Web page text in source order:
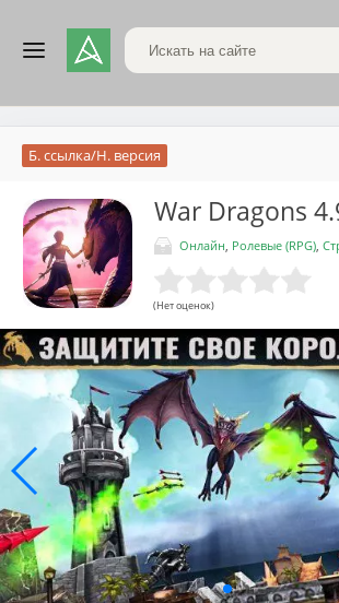
Поиск по сайту
Б. ссылка/Н. версия
War Dragons
Онлайн Ролевые (RPG)
(Нет оценок)